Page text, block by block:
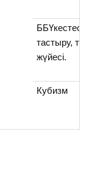
тастыру,
жүйесі.
Кубизм